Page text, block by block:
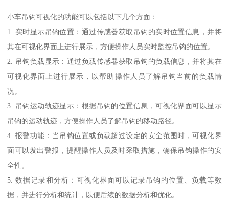
小车吊钩可视化的功能可以包括以下几个方面：
1. 实时显示吊钩位置：通过传感器获取吊钩的实时位置信息，并将
其在可视化界面上进行展示，方便操作人员实时监控吊钩的位置。
2. 吊钩负载显示：通过负载传感器获取吊钩的负载信息，并将其在
可视化界面上进行展示，以帮助操作人员了解吊钩当前的负载情
况。
3. 吊钩运动轨迹显示：根据吊钩的位置信息，可视化界面可以显示
吊钩的运动轨迹，方便操作人员了解吊钩的移动路径。
4. 报警功能：当吊钩位置或负载超过设定的安全范围时，可视化界
面可以发出警报，提醒操作人员及时采取措施，确保吊钩操作的安
全性。
5. 数据记录和分析：可视化界面可以记录吊钩的位置、负载等数
据，并进行分析和统计，以便后续的数据分析和优化。